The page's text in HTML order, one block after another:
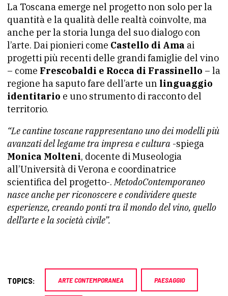
La Toscana emerge nel progetto non solo per la
quantità e la qualità delle realtà coinvolte, ma
anche per la storia lunga del suo dialogo con
l’arte. Dai pionieri come Castello di Ama ai
progetti più recenti delle grandi famiglie del vino
– come Frescobaldi e Rocca di Frassinello – la
regione ha saputo fare dell’arte un linguaggio
identitario e uno strumento di racconto del
territorio.
“Le cantine toscane rappresentano uno dei modelli più
avanzati del legame tra impresa e cultura -spiega
Monica Molteni, docente di Museologia
all’Università di Verona e coordinatrice
scientifica del progetto-.MetodoContemporaneo
nasce anche per riconoscere e condividere queste
esperienze, creando ponti tra il mondo del vino, quello
dell’arte e la società civile”.
TOPICS: ARTE CONTEMPORANEA PAESAGGIO